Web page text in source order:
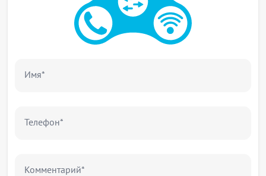
Имя*
Телефон*
Комментарий*